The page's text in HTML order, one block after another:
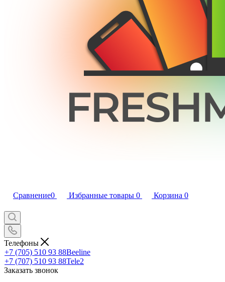
Сравнение0 Избранные товары 0 Корзина 0
Телефоны
+7 (705) 510 93 88Beeline
+7 (707) 510 93 88Tele2
Заказать звонок